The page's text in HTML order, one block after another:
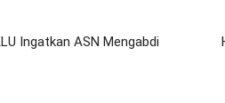
Ingatkan ASN Mengabdi